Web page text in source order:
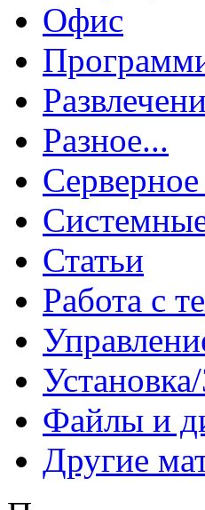
Офис
Разное...
Статьи
Работа с
Файлы и
Другие